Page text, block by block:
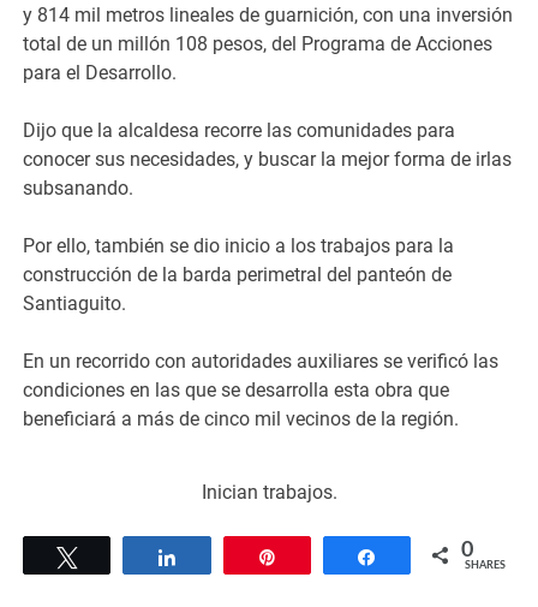
y 814 mil metros lineales de guarnición, con una inversión
total de un millón 108 pesos, del Programa de Acciones
para el Desarrollo.
Dijo que la alcaldesa recorre las comunidades para
conocer sus necesidades, y buscar la mejor forma de irlas
subsanando.
Por ello, también se dio inicio a los trabajos para la
construcción de la barda perimetral del panteón de
Santiaguito.
En un recorrido con autoridades auxiliares se verificó las
condiciones en las que se desarrolla esta obra que
beneficiará a más de cinco mil vecinos de la región.
Inician trabajos.
Share 0
SHARES